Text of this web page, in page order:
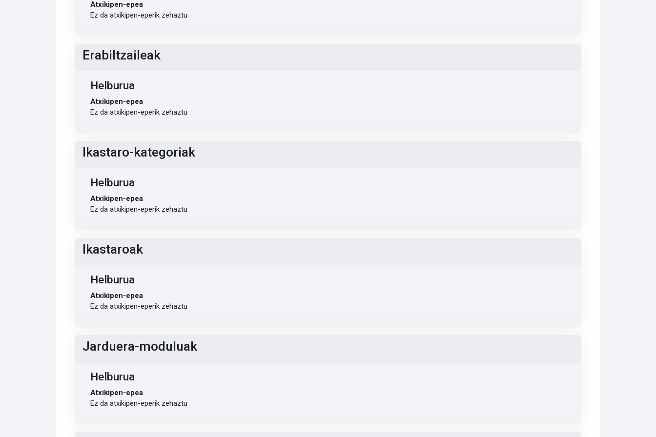
Atxikipen-epea
Ez da atxikipen-eperik zehaztu
Erabiltzaileak
Helburua
Atxikipen-epea
Ez da atxikipen-eperik zehaztu
Ikastaro-kategoriak
Helburua
Atxikipen-epea
Ez da atxikipen-eperik zehaztu
Ikastaroak
Helburua
Atxikipen-epea
Ez da atxikipen-eperik zehaztu
Jarduera-moduluak
Helburua
Atxikipen-epea
Ez da atxikipen-eperik zehaztu